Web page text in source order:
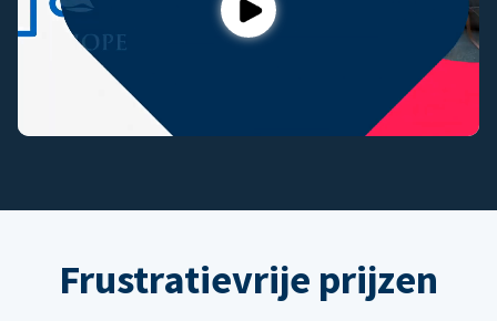
Play
Frustratievrije prijzen